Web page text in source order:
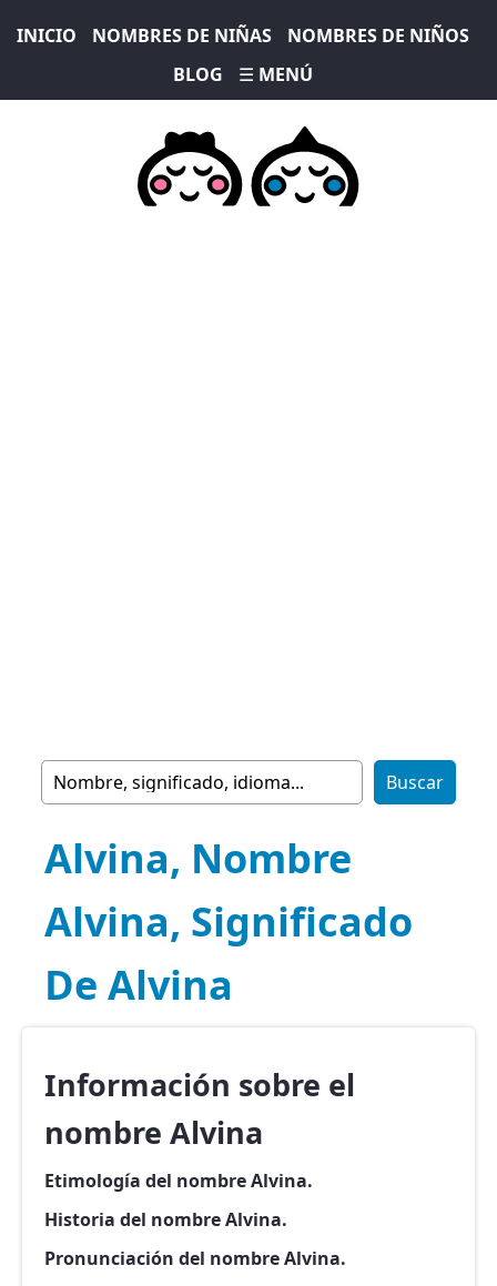
INICIO NOMBRES DE NIÑAS
NOMBRES DE NIÑOS
BLOG
☰ MENÚ
Alvina, Nombre
Alvina, Significado
De Alvina
Información sobre el
nombre Alvina
Etimología del nombre Alvina.
Historia del nombre Alvina.
Pronunciación del nombre Alvina.